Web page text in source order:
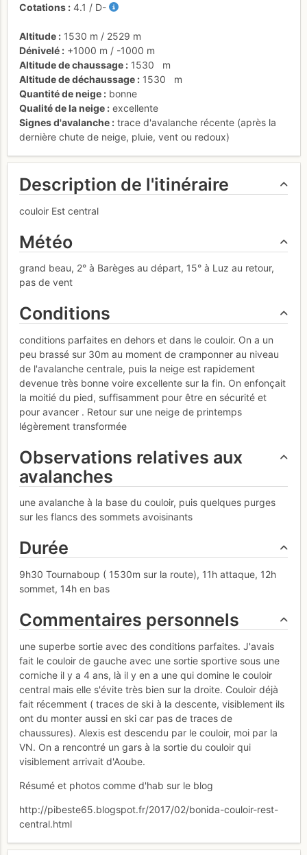
Cotations 4.1 / D-
Altitude 1530 m / 2529 m
Dénivelé
+1000 m / -1000 m
Altitude de chaussage
1530
m
Altitude de déchaussage
1530
m
Quantité de neige
bonne
Qualité de la neige
excellente
Signes d'avalanche
trace d'avalanche récente (après la
dernière chute de neige, pluie, vent ou redoux)
Description de l'itinéraire
couloir Est central
Météo
grand beau, 2° à Barèges au départ, 15° à Luz au retour,
pas de vent
Conditions
conditions parfaites en dehors et dans le couloir. On a un
peu brassé sur 30m au moment de cramponner au niveau
de l'avalanche centrale, puis la neige est rapidement
devenue très bonne voire excellente sur la fin. On enfonçait
la moitié du pied, suffisamment pour être en sécurité et
pour avancer . Retour sur une neige de printemps
légèrement transformée
Observations relatives aux
avalanches
une avalanche à la base du couloir, puis quelques purges
sur les flancs des sommets avoisinants
Durée
9h30 Tournaboup ( 1530m sur la route), 11h attaque, 12h
sommet, 14h en bas
Commentaires personnels
une superbe sortie avec des conditions parfaites. J'avais
fait le couloir de gauche avec une sortie sportive sous une
corniche il y a 4 ans, là il y en a une qui domine le couloir
central mais elle s'évite très bien sur la droite. Couloir déjà
fait récemment ( traces de ski à la descente, visiblement ils
ont du monter aussi en ski car pas de traces de
chaussures). Alexis est descendu par le couloir, moi par la
VN. On a rencontré un gars à la sortie du couloir qui
visiblement arrivait d'Aoube.
Résumé et photos comme d'hab sur le blog
http://pibeste65.blogspot.fr/2017/02/bonida-couloir-rest-
central.html